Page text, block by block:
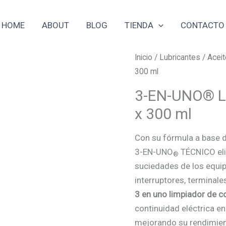
HOME ABOUT BLOG TIENDA CONTACTO
Inicio / Lubricantes /
300 ml
3-EN-UNO®
x 300 ml
Con su fórmula a base
3-EN-UNO® TÉCNICO
suciedades de los
interruptores,
3 en uno limpiador de
continuidad eléctrica
mejorando su
3-
EN-
Limpiador
de
x
300
ml
cantidad